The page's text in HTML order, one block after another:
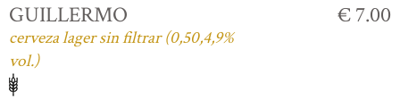
GUILLERMO
cerveza lager sin filtrar (0,50,4,9%
vol.)
€ 7.00